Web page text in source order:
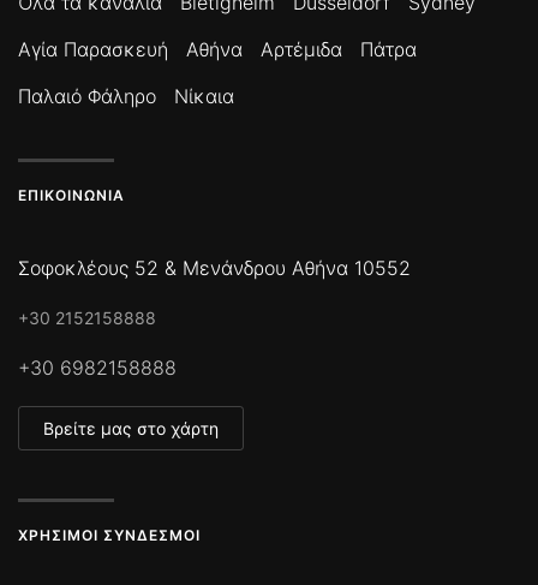
Αγία Παρασκευή
Αθήνα Αρτέμιδα
Πάτρα
Παλαιό Φάληρο
Νίκαια
ΕΠΙΚΟΙΝΩΝΊΑ
Σοφοκλέους 52 & Μενάνδρου Αθήνα 10552
+30 2152158888
+30 6982158888
Βρείτε μας στο χάρτη
ΧΡΉΣΙΜΟΙ ΣΎΝΔΕΣΜΟΙ